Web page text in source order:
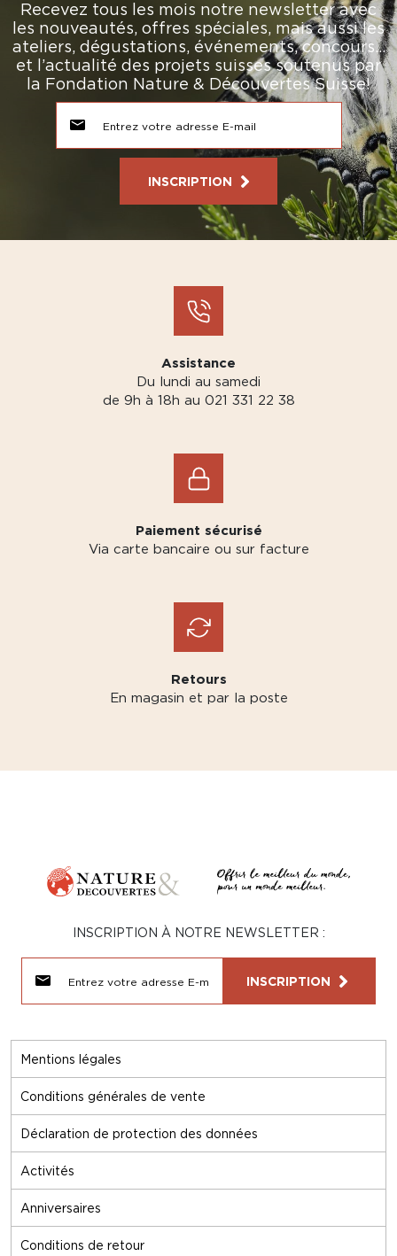
Recevez tous les mois notre newsletter avec
les nouveautés, offres spéciales, mais aussi les
ateliers, dégustations, événements, concours…
et l’actualité des projets suisses soutenus par
la Fondation Nature & Découvertes Suisse!
INSCRIPTION
Assistance
Du lundi au samedi
de 9h à 18h au 021 331 22 38
Paiement sécurisé
Via carte bancaire ou sur facture
Retours
En magasin et par la poste
Mentions légales
Conditions générales de vente
Déclaration de protection des données
Activités
Anniversaires
Conditions de retour
INSCRIPTION À NOTRE NEWSLETTER :
INSCRIPTION